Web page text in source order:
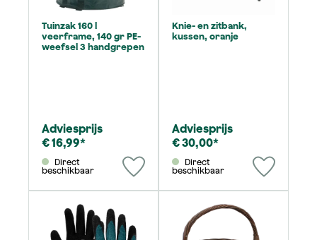
Tuinzak 160 l
veerframe, 140 gr PE-
weefsel 3 handgrepen
Adviesprijs
€ 16,99*
beschikbaar
Knie- en zitbank,
kussen, oranje
Adviesprijs
€ 30,00*
beschikbaar